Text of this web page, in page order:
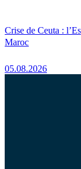
Crise de Ceuta :
Maroc
05.08.2026